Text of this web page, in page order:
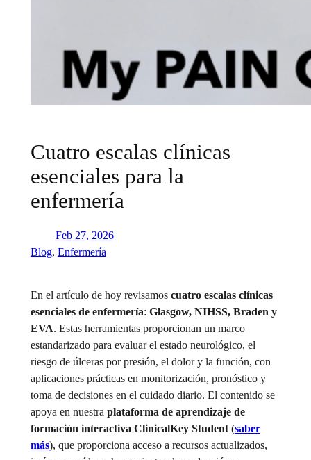
Cuatro escalas clínicas
esenciales para la
enfermería
Feb 27, 2026
Blog, Enfermería
En el artículo de hoy revisamos cuatro escalas clínicas
esenciales de enfermería: Glasgow, NIHSS, Braden y
EVA. Estas herramientas proporcionan un marco
estandarizado para evaluar el estado neurológico, el
riesgo de úlceras por presión, el dolor y la función, con
aplicaciones prácticas en monitorización, pronóstico y
toma de decisiones en el cuidado diario. El contenido se
apoya en nuestra plataforma de aprendizaje de
formación interactiva ClinicalKey Student(saber
más), que proporciona acceso a recursos actualizados,